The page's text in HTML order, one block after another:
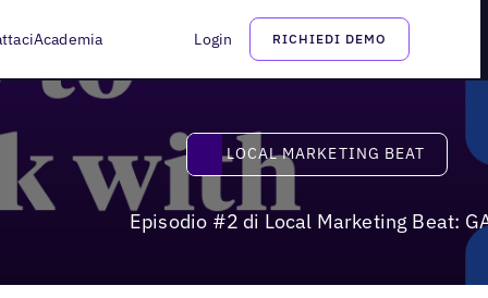
Academia Login RICHIEDI DEMO
Local Marketing
LOCAL MARKETING BEAT
Episodio #2 di Local Marketing Beat: